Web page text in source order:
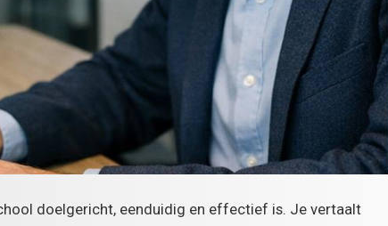
doelgericht, eenduidig en effectief is. Je vertaalt